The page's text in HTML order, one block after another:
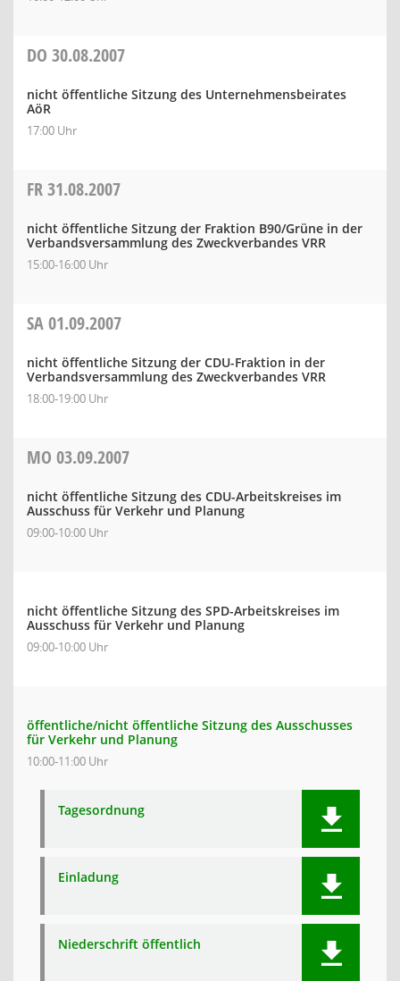
DO 30.08.2007
nicht öffentliche Sitzung des Unternehmensbeirates
AöR
17:00 Uhr
FR31.08.2007
nicht öffentliche Sitzung der Fraktion B90/Grüne in der
Verbandsversammlung des Zweckverbandes VRR
15:00-16:00 Uhr
SA01.09.2007
nicht öffentliche Sitzung der CDU-Fraktion in der
Verbandsversammlung des Zweckverbandes VRR
18:00-19:00 Uhr
MO 03.09.2007
nicht öffentliche Sitzung des CDU-Arbeitskreises im
Ausschuss für Verkehr und Planung
09:00-10:00 Uhr
nicht öffentliche Sitzung des SPD-Arbeitskreises im
Ausschuss für Verkehr und Planung
09:00-10:00 Uhr
öffentliche/nicht öffentliche Sitzung des Ausschusses
für Verkehr und Planung
10:00-11:00 Uhr
Tagesordnung
Einladung
Niederschrift öffentlich